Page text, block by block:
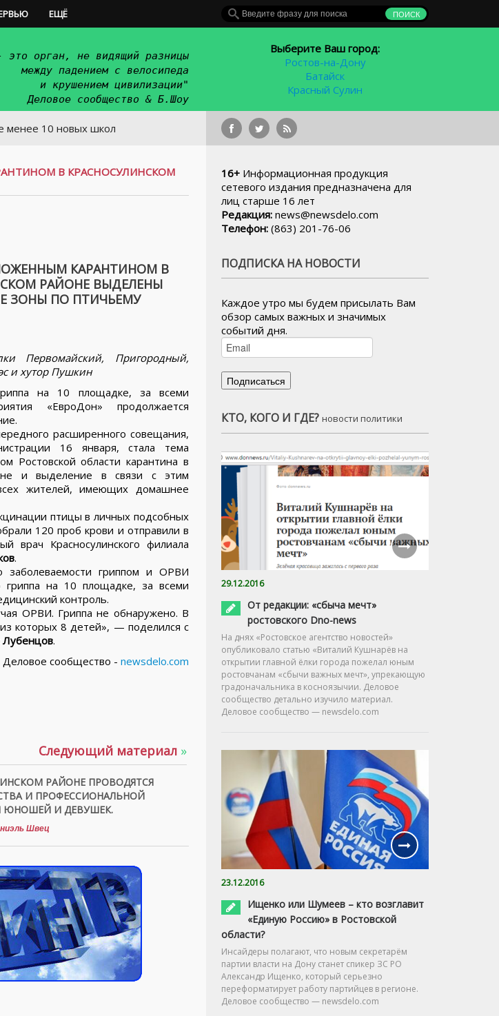
ЕЩЁ
это орган, не видящий разницы
между падением с велосипеда
и крушением цивилизации"
Деловое сообщество & Б.Шоу
Выберите Ваш город:
Ростов-на-Дону
Батайск
Красный Сулин
новых школ
В КРАСНОСУЛИНСКОМ
КАРАНТИНОМ В
РАЙОНЕ ВЫДЕЛЕНЫ
ЗОНЫ ПО ПТИЧЬЕМУ
Первомайский, Пригородный,
и хутор Пушкин
на 10 площадке, за всеми
«ЕвроДон» продолжается
расширенного совещания,
16 января, стала тема
Ростовской области карантина в
и выделение в связи с этим
жителей, имеющих домашнее
птицы в личных подсобных
120 проб крови и отправили в
врач Красносулинского филиала
.
заболеваемости гриппом и ОРВИ
гриппа на 10 площадке, за всеми
контроль.
ОРВИ. Гриппа не обнаружено. В
которых 8 детей», — поделился с
Лубенцов.
Деловое сообщество - newsdelo.com
Следующий материал »
РАЙОНЕ ПРОВОДЯТСЯ
И ПРОФЕССИОНАЛЬНОЙ
ЮНОШЕЙ И ДЕВУШЕК.
Швец
16+ Информационная продукция
сетевого издания предназначена для
лиц старше 16 лет
Редакция: news@newsdelo.com
Телефон: (863) 201-76-06
ПОДПИСКА НА НОВОСТИ
Каждое утро мы будем присылать Вам
обзор самых важных и значимых
событий дня.
КТО, КОГО И ГДЕ? новости политики
29.12.2016
От редакции: «сбыча мечт»
ростовского Dno-news
На днях «Ростовское агентство новостей»
опубликовало статью «Виталий Кушнарёв на
открытии главной ёлки города пожелал юным
ростовчанам «сбычи важных мечт», упрекающую
градоначальника в косноязычии. Деловое
сообщество детально изучило материал.
Деловое сообщество — newsdelo.com
23.12.2016
Ищенко или Шумеев – кто возглавит
«Единую Россию» в Ростовской
области?
Инсайдеры полагают, что новым секретарём
партии власти на Дону станет спикер ЗС РО
Александр Ищенко, который серьезно
переформатирует работу партийцев в регионе.
Деловое сообщество — newsdelo.com